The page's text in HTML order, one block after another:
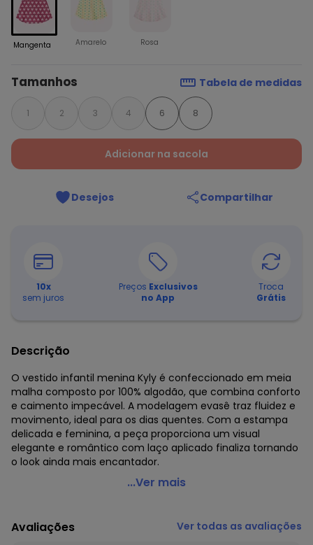
Mangenta Amarelo Rosa
Tamanhos Tabela de medidas
1 2 3 4 6 8
Adicionar na sacola
Desejos Compartilhar
10x
sem juros
Preços Exclusivos
no App
Troca
Grátis
Descrição
O vestido infantil menina Kyly é confeccionado em meia
malha composto por 100% algodão, que combina conforto
e caimento impecável. A modelagem evasê traz fluidez e
movimento, ideal para os dias quentes. Com a estampa
delicada e feminina, a peça proporciona um visual
elegante e romântico com laço aplicado finaliza tornando
o look ainda mais encantador.
Kyly - Vestido Infantil Menina Coração Mangenta
Modelagem: Ampla
Comprimento da Manga: Curta
...Ver mais
Avaliações Ver todas as avaliações